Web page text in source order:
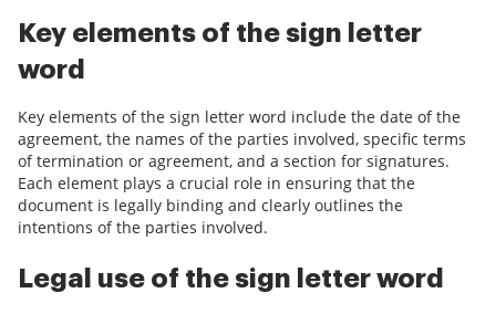
Key elements of the sign letter
word
Key elements of the sign letter word include the date of the
agreement, the names of the parties involved, specific terms
of termination or agreement, and a section for signatures.
Each element plays a crucial role in ensuring that the
document is legally binding and clearly outlines the
intentions of the parties involved.
Legal use of the sign letter word